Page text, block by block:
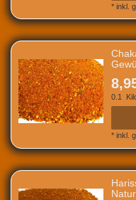
* inkl.
0.1
* inkl.